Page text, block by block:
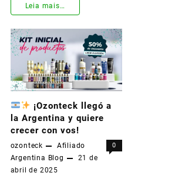
Estoque!
Dinheiro
Todos
os
Dias
com
Ozonteck
Leia mais…
¡Ozonteck llegó a
la Argentina y quiere
crecer con vos!
ozonteck
Afiliado
Argentina Blog
21 de
abril de 2025
0